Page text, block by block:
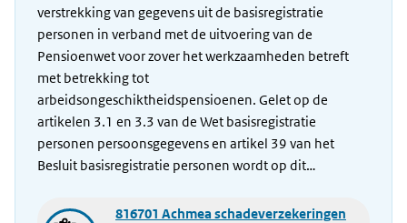
verstrekking van gegevens uit de basisregistratie
personen in verband met de uitvoering van de
Pensioenwet voor zover het werkzaamheden betreft
met betrekking tot
arbeidsongeschiktheidspensioenen. Gelet op de
artikelen 3.1 en 3.3 van de Wet basisregistratie
personen persoonsgegevens en artikel 39 van het
Besluit basisregistratie personen wordt op dit…
816701 Achmea schadeverzekeringen